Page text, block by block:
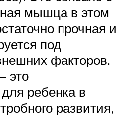
мышца в этом
прочная и
под
факторов.
это
ребенка в
развития,